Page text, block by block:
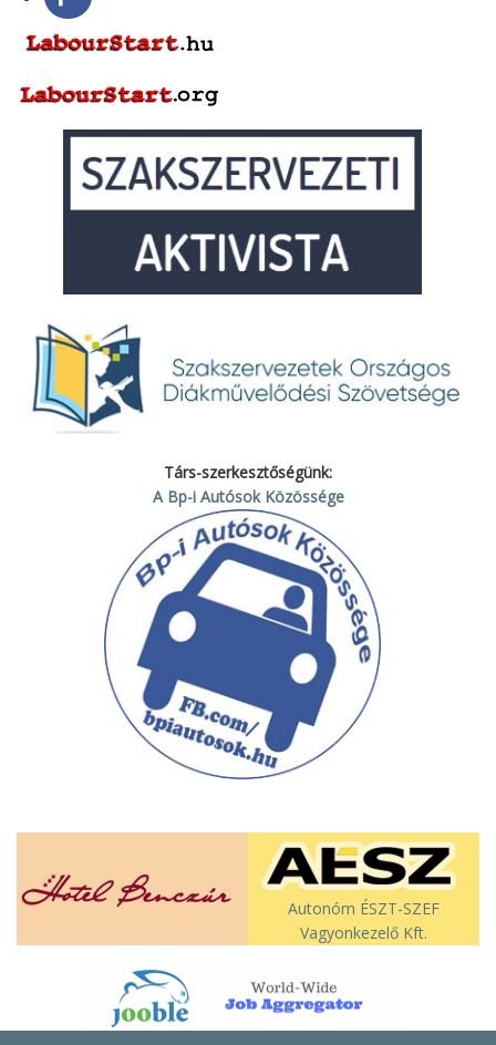
Társ-szerkesztőségünk:
A Bp-i Autósok Közössége
Autonóm ÉSZT-SZEF
Vagyonkezelő Kft.